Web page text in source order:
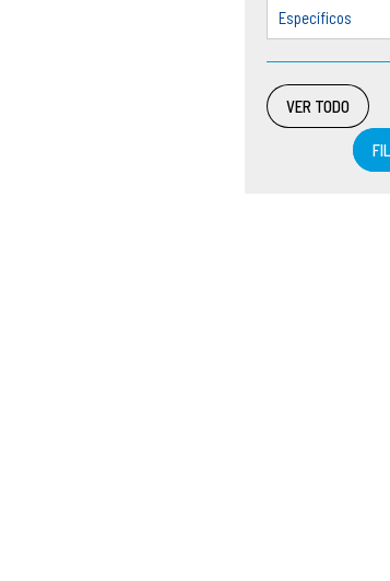
Específicos
VER TODO